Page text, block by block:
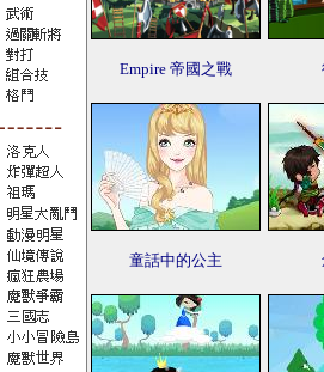
Empire 帝國之戰
童話中的公主